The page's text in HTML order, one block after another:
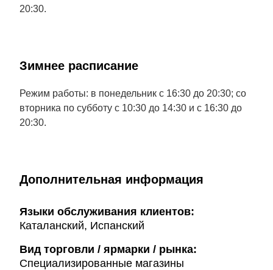
20:30.
Зимнее расписание
Режим работы: в понедельник с 16:30 до 20:30; со
вторника по субботу с 10:30 до 14:30 и с 16:30 до
20:30.
Дополнительная информация
Языки обслуживания клиентов:
Каталанский, Испанский
Вид торговли / ярмарки / рынка:
Специализированные магазины